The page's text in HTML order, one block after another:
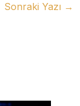
Sonraki Yazı →